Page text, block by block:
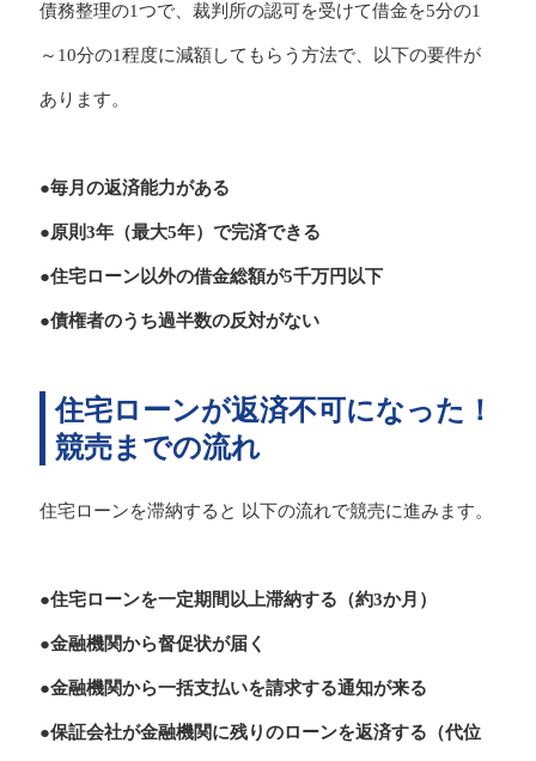
債務整理の1つで、裁判所の認可を受けて借金を5分の1
～10分の1程度に減額してもらう方法で、以下の要件が
あります。
●毎月の返済能力がある
●原則3年（最大5年）で完済できる
●住宅ローン以外の借金総額が5千万円以下
●債権者のうち過半数の反対がない
住宅ローンが返済不可になった！
競売までの流れ
住宅ローンを滞納すると 以下の流れで競売に進みます。
●住宅ローンを一定期間以上滞納する（約3か月）
●金融機関から督促状が届く
●金融機関から一括支払いを請求する通知が来る
●保証会社が金融機関に残りのローンを返済する（代位